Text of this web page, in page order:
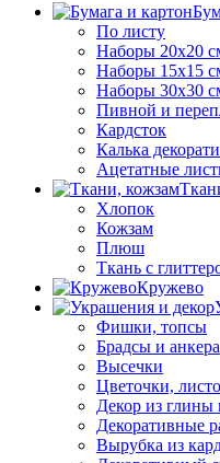
По листу
Наборы 20х20
Наборы 15х15
Наборы 30х30
Пивной и
Кардсток
Калька
Ацетатные
Хлопок
Кожзам
Плюш
Ткань с
Кружево
Фишки, топсы
Брадсы и анкера
Высечки
Цветочки,
Декор из глины
Декоративные
Вырубка из